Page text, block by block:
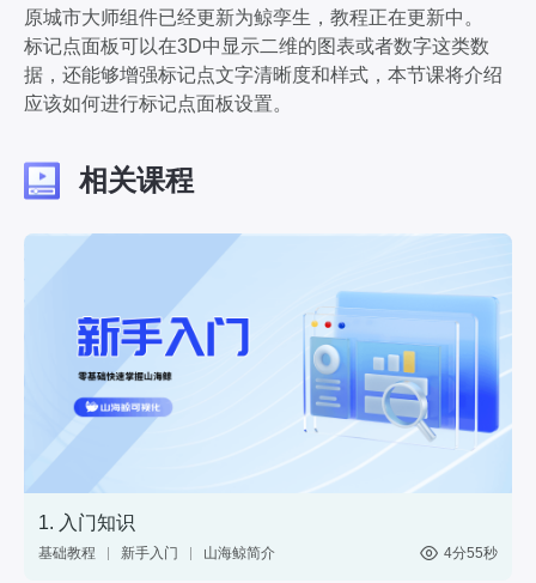
原城市大师组件已经更新为鲸孪生，教程正在更新中。
标记点面板可以在3D中显示二维的图表或者数字这类数
据，还能够增强标记点文字清晰度和样式，本节课将介绍
应该如何进行标记点面板设置。
相关课程
1. 入门知识
基础教程 新手入门 山海鲸简介 4分55秒